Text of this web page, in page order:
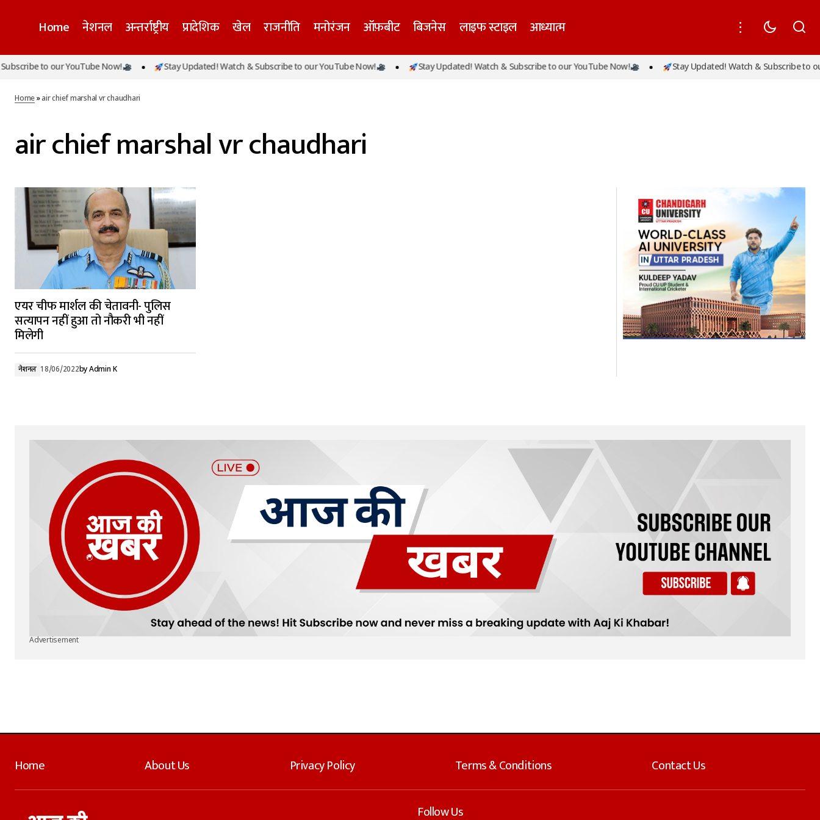
Home नेशनल अन्तर्राष्ट्रीय प्रादेशिक खेल राजनीति मनोरंजन ऑफ़बीट बिजनेस लाइफ स्टाइल आध्यात्म
to our YouTube Now! Stay Updated! Watch & Subscribe to our YouTube Now! Stay Updated! Watch & Subscribe to our YouTube Now! Stay Updated! Watch & Subscribe to our
Home»air chief marshal vr chaudhari
air chief marshal vr chaudhari
एयर चीफ मार्शल की चेतावनी- पुलिस
सत्यापन नहीं हुआ तो नौकरी भी नहीं
मिलेगी
नेशनल 18/06/2022byAdmin K
Advertisement
Home About Us Privacy Policy Terms & Conditions Contact Us
Follow Us